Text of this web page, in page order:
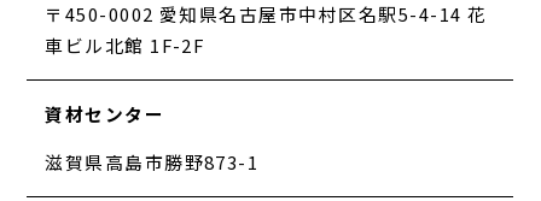
〒450-0002 愛知県名古屋市中村区名駅5-4-14 花
車ビル北館 1F-2F
資材センター
滋賀県高島市勝野873-1